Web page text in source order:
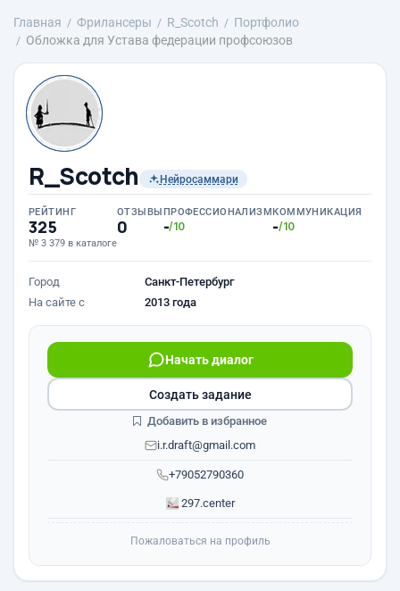
Главная Фрилансеры R_Scotch
Портфолио
Обложка для Устава федерации профсоюзов
R_Scotch Нейросаммари
РЕЙТИНГ
325
№ 3 379 в каталоге
ОТЗЫВЫ
0
ПРОФЕССИОНАЛИЗМ
-/10
КОММУНИКАЦИЯ
-/10
Город
Санкт-Петербург
На сайте с
2013 года
+79052790360
Начать диалог
i.r.draft@gmail.com
297.center
Создать задание
Добавить в избранное
Пожаловаться на профиль